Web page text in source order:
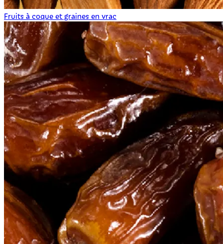
Fruits à coque et graines en vrac